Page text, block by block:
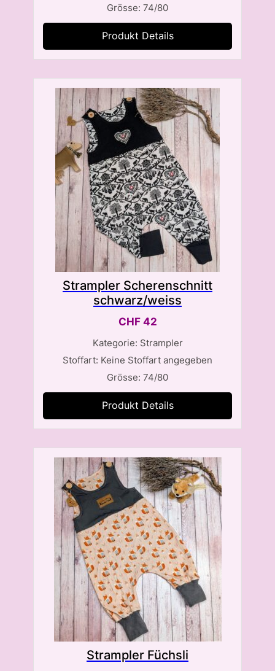
Grösse: 74/80
Produkt Details
Strampler Scherenschnitt
schwarz/weiss
CHF42
Kategorie: Strampler
Stoffart: Keine Stoffart angegeben
Grösse: 74/80
Produkt Details
Strampler Füchsli